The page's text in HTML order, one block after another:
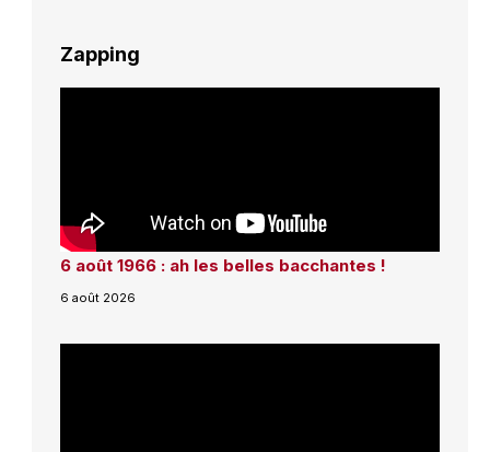
Zapping
6 août 1966 : ah les belles bacchantes !
6 août 2026